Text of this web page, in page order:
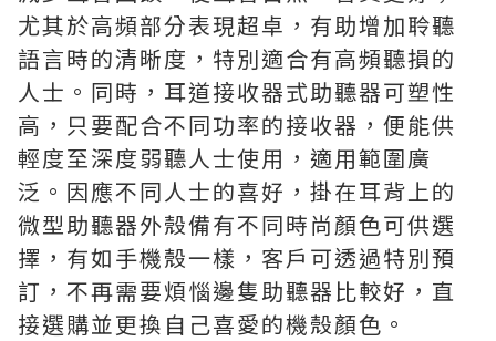
尤其於高頻部分表現超卓，有助增加聆聽
語言時的清晰度，特別適合有高頻聽損的
人士。同時，耳道接收器式助聽器可塑性
高，只要配合不同功率的接收器，便能供
輕度至深度弱聽人士使用，適用範圍廣
泛。因應不同人士的喜好，掛在耳背上的
微型助聽器外殼備有不同時尚顏色可供選
擇，有如手機殼一樣，客戶可透過特別預
訂，不再需要煩惱邊隻助聽器比較好，直
接選購並更換自己喜愛的機殼顏色。